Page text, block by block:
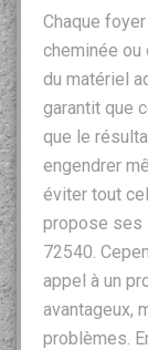
Chaque
cheminée ou
du matériel
garantit que
que le
engendrer
éviter tout
propose ses
72540.
appel à un
avantageux,
problèmes.